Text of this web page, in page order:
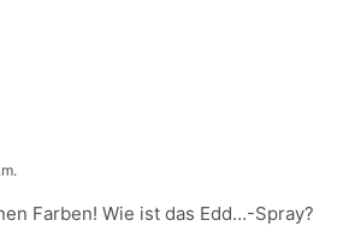
Farben! Wie ist das Edd…-Spray?